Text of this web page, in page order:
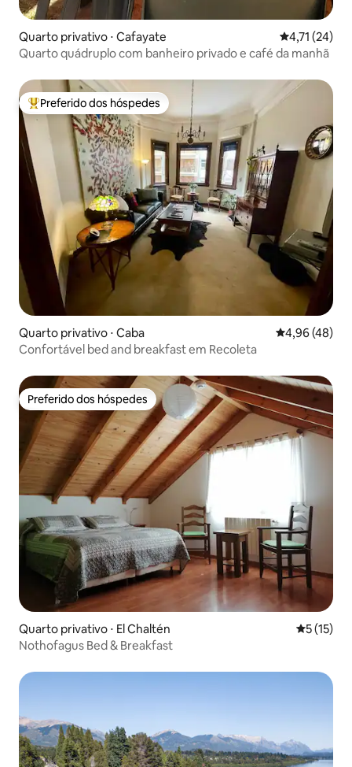
Quarto privativo ⋅ Cafayate 4,71 de uma
4,71 (24)
Quarto quádruplo com banheiro privado e café da manhã
Entre os melhores preferidos dos hóspedes
Preferido dos hóspedes
Quarto privativo ⋅ Caba 4,96 de uma
4,96 (48)
Confortável bed and breakfast em Recoleta
Preferido dos hóspedes
Preferido dos hóspedes
Quarto privativo ⋅ El Chaltén 5 de uma
5 (15)
Nothofagus Bed & Breakfast